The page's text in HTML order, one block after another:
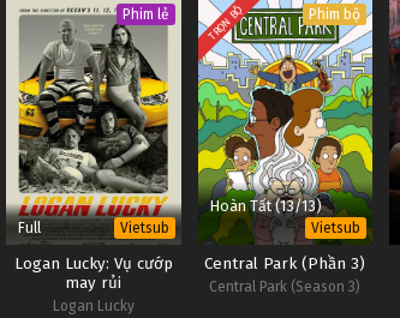
Phim lẻ
Full Vietsub
Logan Lucky: Vụ cướp
may rủi
Logan Lucky
TRỌN BỘ Phim bộ
Hoàn Tất (13/13)
Vietsub
Central Park (Phần 3)
Central Park (Season 3)